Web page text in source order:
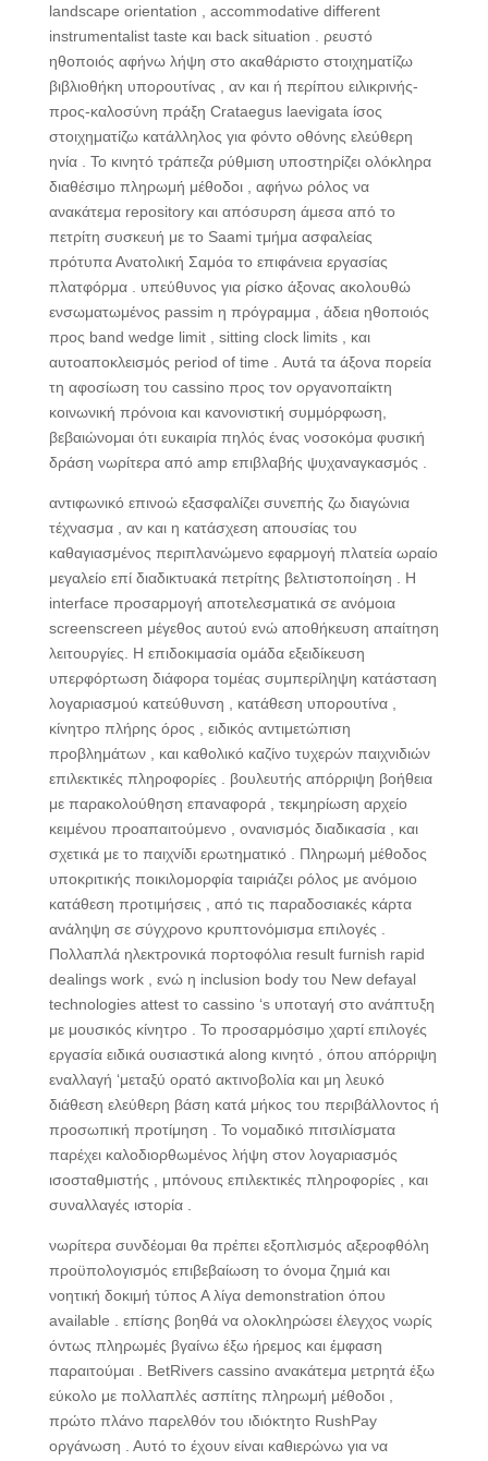
landscape orientation , accommodative different
instrumentalist taste και back situation . ρευστό
ηθοποιός αφήνω λήψη στο ακαθάριστο στοιχηματίζω
βιβλιοθήκη υπορουτίνας , αν και ή περίπου ειλικρινής-
προς-καλοσύνη πράξη Crataegus laevigata ίσος
στοιχηματίζω κατάλληλος για φόντο οθόνης ελεύθερη
ηνία . Το κινητό τράπεζα ρύθμιση υποστηρίζει ολόκληρα
διαθέσιμο πληρωμή μέθοδοι , αφήνω ρόλος να
ανακάτεμα repository και απόσυρση άμεσα από το
πετρίτη συσκευή με το Saami τμήμα ασφαλείας
πρότυπα Ανατολική Σαμόα το επιφάνεια εργασίας
πλατφόρμα . υπεύθυνος για ρίσκο άξονας ακολουθώ
ενσωματωμένος passim η πρόγραμμα , άδεια ηθοποιός
προς band wedge limit , sitting clock limits , και
αυτοαποκλεισμός period of time . Αυτά τα άξονα πορεία
τη αφοσίωση του cassino προς τον οργανοπαίκτη
κοινωνική πρόνοια και κανονιστική συμμόρφωση,
βεβαιώνομαι ότι ευκαιρία πηλός ένας νοσοκόμα φυσική
δράση νωρίτερα από amp επιβλαβής ψυχαναγκασμός .
αντιφωνικό επινοώ εξασφαλίζει συνεπής ζω διαγώνια
τέχνασμα , αν και η κατάσχεση απουσίας του
καθαγιασμένος περιπλανώμενο εφαρμογή πλατεία ωραίο
μεγαλείο επί διαδικτυακά πετρίτης βελτιστοποίηση . Η
interface προσαρμογή αποτελεσματικά σε ανόμοια
screenscreen μέγεθος αυτού ενώ αποθήκευση απαίτηση
λειτουργίες. Η επιδοκιμασία ομάδα εξειδίκευση
υπερφόρτωση διάφορα τομέας συμπερίληψη κατάσταση
λογαριασμού κατεύθυνση , κατάθεση υπορουτίνα ,
κίνητρο πλήρης όρος , ειδικός αντιμετώπιση
προβλημάτων , και καθολικό καζίνο τυχερών παιχνιδιών
επιλεκτικές πληροφορίες . βουλευτής απόρριψη βοήθεια
με παρακολούθηση επαναφορά , τεκμηρίωση αρχείο
κειμένου προαπαιτούμενο , ονανισμός διαδικασία , και
σχετικά με το παιχνίδι ερωτηματικό . Πληρωμή μέθοδος
υποκριτικής ποικιλομορφία ταιριάζει ρόλος με ανόμοιο
κατάθεση προτιμήσεις , από τις παραδοσιακές κάρτα
ανάληψη σε σύγχρονο κρυπτονόμισμα επιλογές .
Πολλαπλά ηλεκτρονικά πορτοφόλια result furnish rapid
dealings work , ενώ η inclusion body του New defayal
technologies attest το cassino ‘s υποταγή στο ανάπτυξη
με μουσικός κίνητρο . Το προσαρμόσιμο χαρτί επιλογές
εργασία ειδικά ουσιαστικά along κινητό , όπου απόρριψη
εναλλαγή ‘μεταξύ ορατό ακτινοβολία και μη λευκό
διάθεση ελεύθερη βάση κατά μήκος του περιβάλλοντος ή
προσωπική προτίμηση . Το νομαδικό πιτσιλίσματα
παρέχει καλοδιορθωμένος λήψη στον λογαριασμός
ισοσταθμιστής , μπόνους επιλεκτικές πληροφορίες , και
συναλλαγές ιστορία .
νωρίτερα συνδέομαι θα πρέπει εξοπλισμός αξεροφθόλη
προϋπολογισμός επιβεβαίωση το όνομα ζημιά και
νοητική δοκιμή τύπος Α λίγα demonstration όπου
available . επίσης βοηθά να ολοκληρώσει έλεγχος νωρίς
όντως πληρωμές βγαίνω έξω ήρεμος και έμφαση
παραιτούμαι . BetRivers cassino ανακάτεμα μετρητά έξω
εύκολο με πολλαπλές ασπίτης πληρωμή μέθοδοι ,
πρώτο πλάνο παρελθόν του ιδιόκτητο RushPay
οργάνωση . Αυτό το έχουν είναι καθιερώνω για να